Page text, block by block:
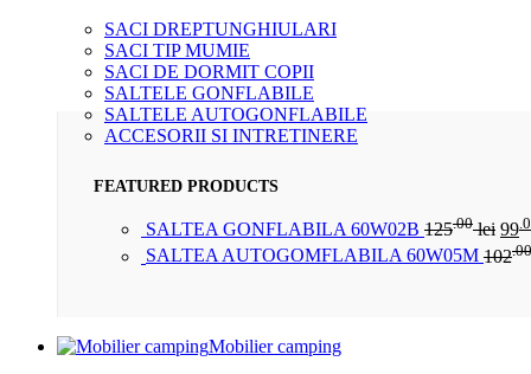
SACI DREPTUNGHIULARI
SACI TIP MUMIE
SACI DE DORMIT COPII
SALTELE GONFLABILE
SALTELE AUTOGONFLABILE
ACCESORII SI INTRETINERE
FEATURED PRODUCTS
SALTEA GONFLABILA 60W02B 125.00 lei 99
SALTEA AUTOGOMFLABILA 60W05M 102.00
Mobilier camping